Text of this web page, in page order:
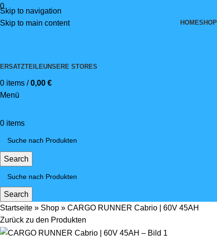
Skip to navigation
Skip to main content
0
HOMESHOP
ERSATZTEILEUNSERE STORES
0 items / 0,00 €
Menü
0 items
Search
Search
Startseite » Shop » CARGO RUNNER Cabrio | 60V 45AH
Zurück zu den Produkten